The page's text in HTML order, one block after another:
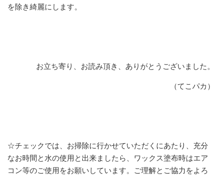
を除き綺麗にします。
お立ち寄り、お読み頂き、ありがとうございました。
（てこパカ）
☆チェックでは、お掃除に行かせていただくにあたり、充分
なお時間と水の使用と出来ましたら、ワックス塗布時はエア
コン等のご使用をお願いしています。ご理解とご協力をよろ